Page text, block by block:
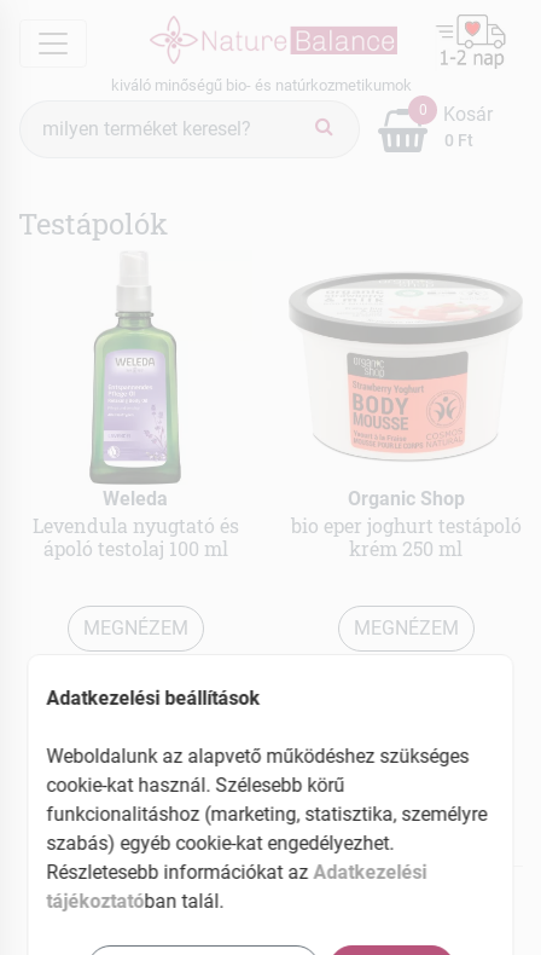
menu
kiváló minőségű bio- és natúrkozmetikumok
keresés
0
0 Ft
Kosár
Testápolók
Weleda
Levendula nyugtató és
ápoló testolaj 100 ml
MEGNÉZEM
Elérhetõ
Kosárba teszem
Organic Shop
bio eper joghurt testápoló
krém 250 ml
MEGNÉZEM
Adatkezelési beállítások
Weboldalunk az alapvető működéshez szükséges
cookie-kat használ. Szélesebb körű
funkcionalitáshoz (marketing, statisztika, személyre
szabás) egyéb cookie-kat engedélyezhet.
Részletesebb információkat azAdatkezelési
tájékoztatóban talál.